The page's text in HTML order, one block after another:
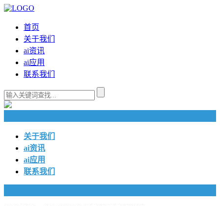
首页
关于我们
ai资讯
ai应用
联系我们
关于我们
ai资讯
ai应用
联系我们